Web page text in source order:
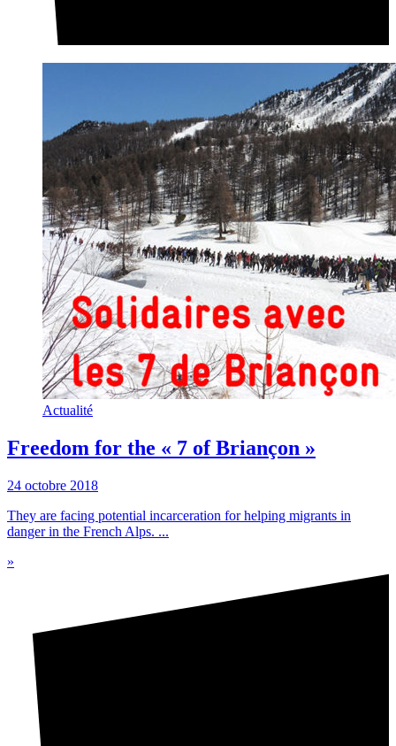
Actualité
Freedom for the « 7 of Briançon »
24 octobre 2018
They are facing potential incarceration for helping migrants in
danger in the French Alps. ...
»